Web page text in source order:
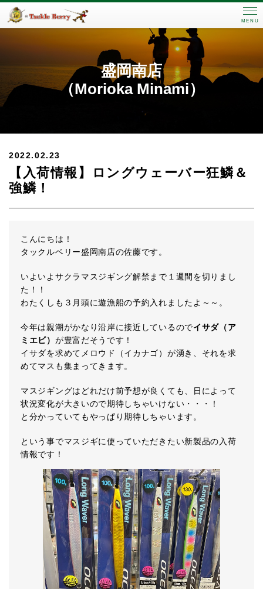
MENU
盛岡南店
（Morioka Minami）
2022.02.23
【入荷情報】ロングウェーバー狂鱗＆
強鱗！
こんにちは！
タックルベリー盛岡南店の佐藤です。
いよいよサクラマスジギング解禁まで１週間を切りまし
た！！
わたくしも３月頭に遊漁船の予約入れましたよ～～。
今年は親潮がかなり沿岸に接近しているのでイサダ（ア
ミエビ） が豊富だそうです！
イサダを求めてメロウド（イカナゴ）が湧き、それを求
めてマスも集まってきます。
マスジギングはどれだけ前予想が良くても、日によって
状況変化が大きいので期待しちゃいけない・・・！
と分かっていてもやっぱり期待しちゃいます。
という事でマスジギに使っていただきたい新製品の入荷
情報です！